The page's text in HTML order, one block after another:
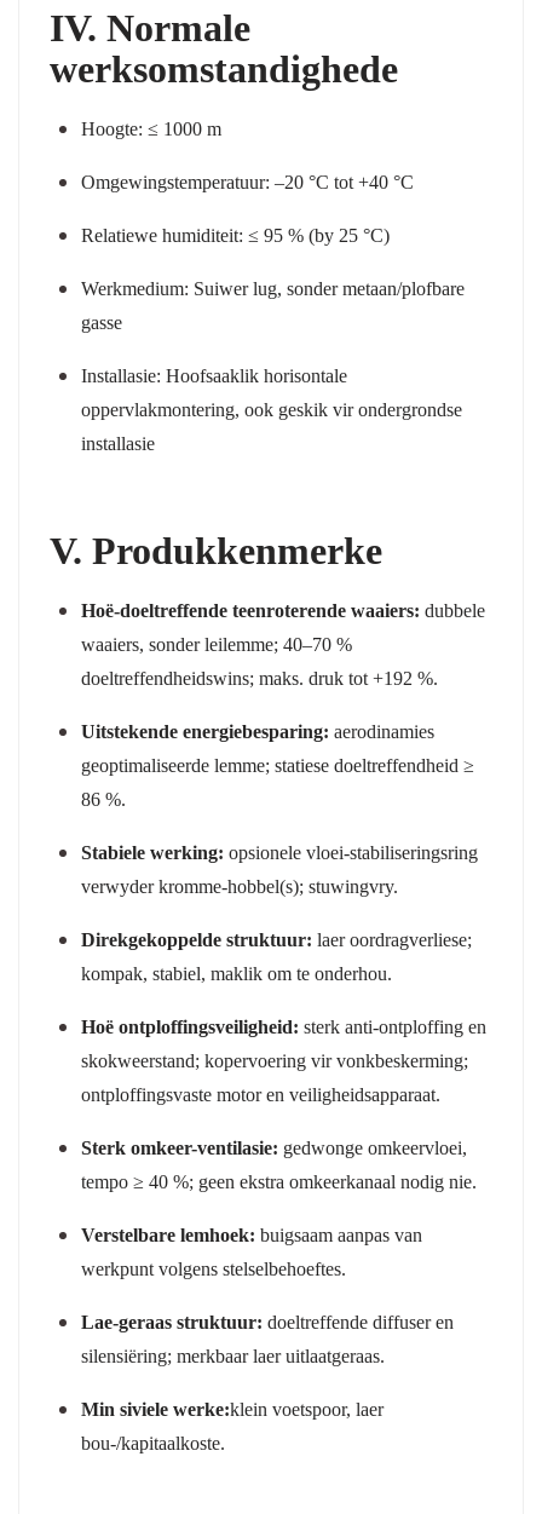
IV. Normale
werksomstandighede
Hoogte: ≤ 1000 m
Omgewingstemperatuur: –20 °C tot +40 °C
Relatiewe humiditeit: ≤ 95 % (by 25 °C)
Werkmedium: Suiwer lug, sonder metaan/plofbare
gasse
Installasie: Hoofsaaklik horisontale
oppervlakmontering, ook geskik vir ondergrondse
installasie
V. Produkkenmerke
Hoë-doeltreffende teenroterende waaiers: dubbele
waaiers, sonder leilemme; 40–70 %
doeltreffendheidswins; maks. druk tot +192 %.
Uitstekende energiebesparing: aerodinamies
geoptimaliseerde lemme; statiese doeltreffendheid ≥
86 %.
Stabiele werking: opsionele vloei-stabiliseringsring
verwyder kromme-hobbel(s); stuwingvry.
Direkgekoppelde struktuur: laer oordragverliese;
kompak, stabiel, maklik om te onderhou.
Hoë ontploffingsveiligheid: sterk anti-ontploffing en
skokweerstand; kopervoering vir vonkbeskerming;
ontploffingsvaste motor en veiligheidsapparaat.
Sterk omkeer-ventilasie: gedwonge omkeervloei,
tempo ≥ 40 %; geen ekstra omkeerkanaal nodig nie.
Verstelbare lemhoek: buigsaam aanpas van
werkpunt volgens stelselbehoeftes.
Lae-geraas struktuur: doeltreffende diffuser en
silensiëring; merkbaar laer uitlaatgeraas.
Min siviele werke:klein voetspoor, laer
bou-/kapitaalkoste.